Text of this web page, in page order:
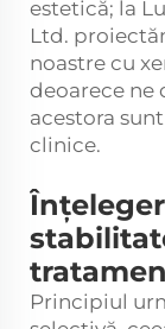
estetică; la
Ltd.
noastre cu
deoarece ne
acestora
clinice.
Principiul